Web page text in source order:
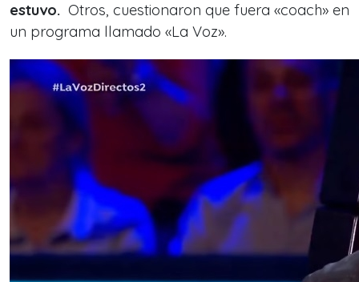
estuvo. Otros, cuestionaron que fuera «coach» en
un programa llamado «La Voz».